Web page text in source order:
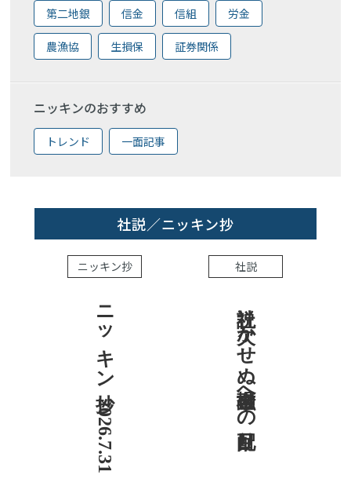
第二地銀 信金 信組 労金
農漁協 生損保 証券関係
ニッキンのおすすめ
トレンド 一面記事
社説／ニッキン抄
ニッキン抄
ニッキン抄 2026.7.31
社説
社説 欠かせぬ金融市場への目配り